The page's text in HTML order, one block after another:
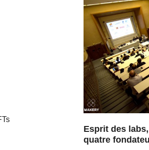
Esprit des
quatre